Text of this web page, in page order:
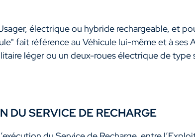
électrique ou hybride rechargeable, et
fait référence au Véhicule lui-même et à ses
léger ou un deux-roues électrique de
DU SERVICE DE RECHARGE